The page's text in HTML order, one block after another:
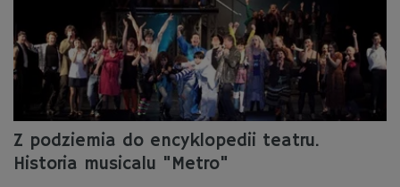
Z podziemia do encyklopedii teatru.
Historia musicalu "Metro"